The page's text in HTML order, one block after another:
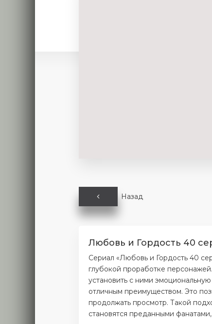
Назад
Любовь и Гордость 40
Сериал «Любовь и Гордость 40
глубокой проработке
установить с ними
отличным преимуществом. Это
продолжать просмотр. Такой
становятся преданными